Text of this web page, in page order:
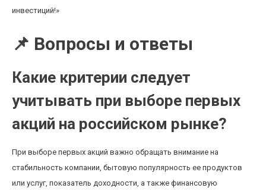
инвестиций!»
📌 Вопросы и ответы
Какие критерии следует
учитывать при выборе первых
акций на российском рынке?
При выборе первых акций важно обращать внимание на
стабильность компании, бытовую популярность ее продуктов
или услуг, показатель доходности, а также финансовую